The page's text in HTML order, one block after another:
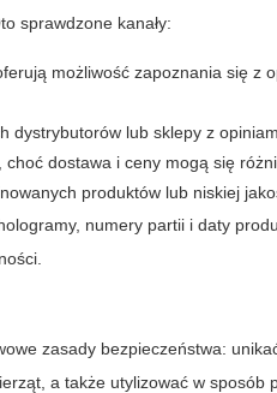
sprawdzone kanały:
możliwość zapoznania się z
lub sklepy z
dostawa i ceny mogą się
produktów lub niskiej
numery partii i daty
zasady bezpieczeństwa:
a także utylizować w sposób